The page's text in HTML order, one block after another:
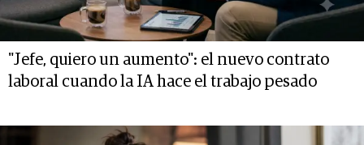
"Jefe, quiero un aumento": el nuevo contrato
laboral cuando la IA hace el trabajo pesado